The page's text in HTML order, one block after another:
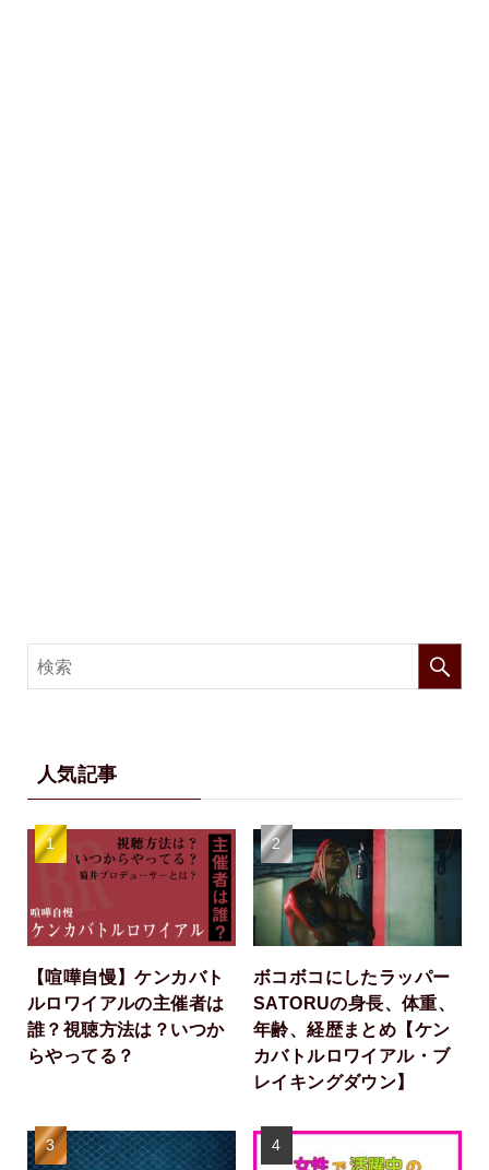
人気記事
【喧嘩自慢】ケンカバト
ルロワイアルの主催者は
誰？視聴方法は？いつか
らやってる？
ボコボコにしたラッパー
SATORUの身長、体重、
年齢、経歴まとめ【ケン
カバトルロワイアル・ブ
レイキングダウン】